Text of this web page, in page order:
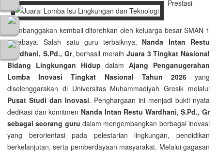
Prestasi
membanggakan kembali ditorehkan oleh keluarga besar SMAN 1
Surabaya. Salah satu guru terbaiknya, Nanda Intan Restu
Wardhani, S.Pd., Gr, berhasil meraih Juara 3 Tingkat Nasional
Bidang Lingkungan Hidup dalamAjang Penganugerahan
Lomba Inovasi Tingkat Nasional Tahun 2026yang
diselenggarakan di Universitas Muhammadiyah Gresik melalui
Pusat Studi dan Inovasi. Penghargaan ini menjadi bukti nyata
dedikasi dan komitmen Nanda Intan Restu Wardhani, S.Pd., Gr
sebagai seorang guru dalam mengembangkan berbagai inovasi
yang berorientasi pada pelestarian lingkungan, pendidikan
berkelanjutan, serta pemberdayaan masyarakat. Melalui gagasan